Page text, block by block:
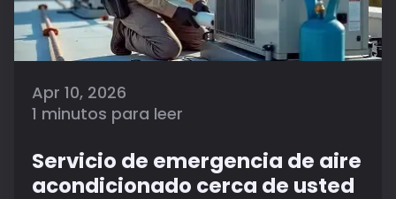
Apr 10, 2026
1 minutos para leer
Servicio de emergencia de aire
acondicionado cerca de usted